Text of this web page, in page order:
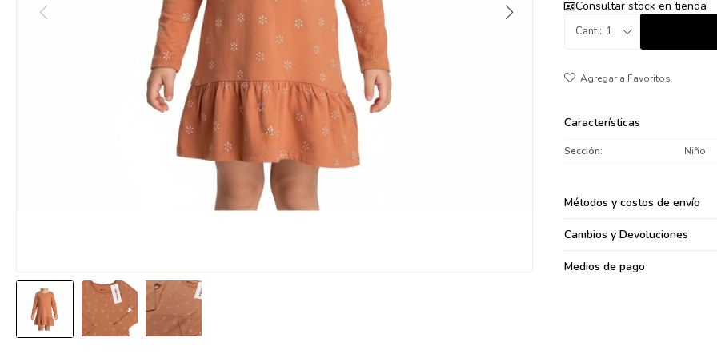
Consultar stock en tienda
1
Características
Sección Niño
Métodos y costos de envío
Cambios y Devoluciones
Medios de pago
095900371
095900382
094499894
095900369
096433997
094841050